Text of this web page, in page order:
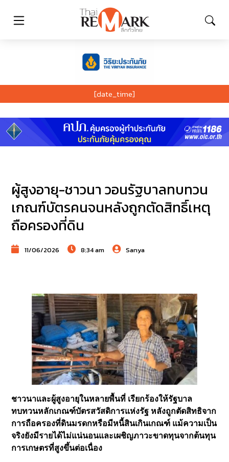
[date_time]
ผู้สูงอายุ-ชาวนา วอนรัฐบาลทบทวน
เกณฑ์บัตรคนจนหลังถูกตัดสิทธิ์เหตุ
ถือครองที่ดิน
11/06/2026 8:34 am Sanya
ชาวนาและผู้สูงอายุในหลายพื้นที่ เรียกร้องให้รัฐบาล
ทบทวนหลักเกณฑ์บัตรสวัสดิการแห่งรัฐ หลังถูกตัดสิทธิจาก
การถือครองที่ดินมรดกหรือมีหนี้สินเกินเกณฑ์ แม้ความเป็น
จริงยังมีรายได้ไม่แน่นอนและเผชิญภาวะขาดทุนจากต้นทุน
การเกษตรที่สูงขึ้นต่อเนื่อง